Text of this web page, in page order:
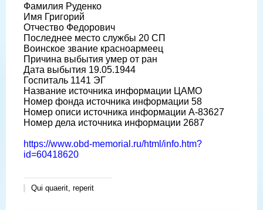
Фамилия Руденко
Имя Григорий
Отчество Федорович
Последнее место службы 20 СП
Воинское звание красноармеец
Причина выбытия умер от ран
Дата выбытия 19.05.1944
Госпиталь 1141 ЭГ
Название источника информации ЦАМО
Номер фонда источника информации 58
Номер описи источника информации А-83627
Номер дела источника информации 2687
https://www.obd-memorial.ru/html/info.htm?
id=60418620
Qui quaerit, reperit